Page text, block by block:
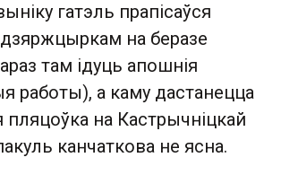
гатэль прапісаўся
на беразе
там ідуць апошнія
работы), а каму дастанецца
пляцоўка на Кастрычніцкай
канчаткова не ясна.